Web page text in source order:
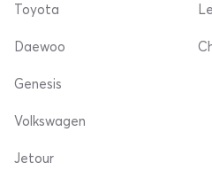
Toyota
Daewoo
Genesis
Volkswagen
Jetour